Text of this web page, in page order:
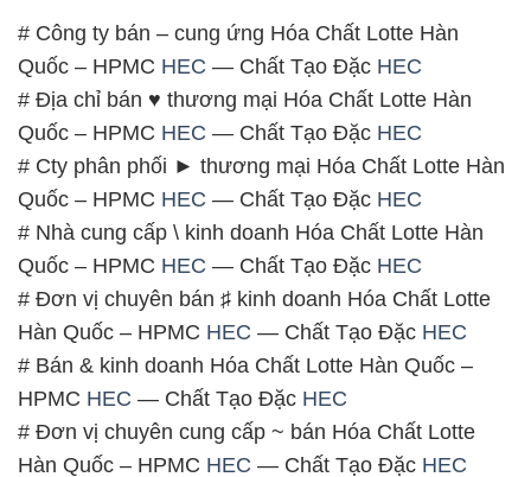
Hàn Quốc – HPMC
HEC — Chất Tạo Đặc
# Công ty bán { cung ứng } Hóa Chất Lotte Hàn
Quốc – HPMC
— Chất Tạo Đặc
# Địa chỉ chuyên thương mại φ bán Hóa Chất Lotte
Hàn Quốc – HPMC
— Chất Tạo Đặc
📞PHÒNG KINH DOANH – CÔNG TY HÓA CHẤT
ĐẮC TRƯỜNG PHÁT🌐
🌐 Website: https://hoachatdetnhuom.vn/
📞 Hotline:
– 0933.920.505 – 028.3504.5555
– 028.3756.1835 – 028.3756.1840 –